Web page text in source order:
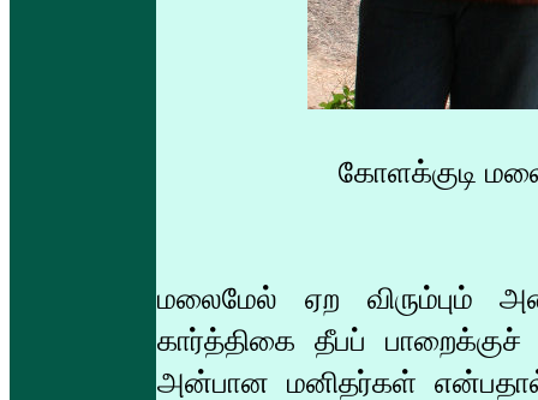
கோளக்குடி
மலைமேல் ஏற விரும்பும்
கார்த்திகை தீபப்
அன்பான மனிதர்கள் என்பதால்